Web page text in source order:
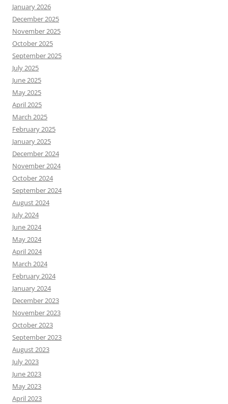
January 2026
December 2025
November 2025
October 2025
September 2025
July 2025
June 2025
May 2025
April 2025
March 2025
February 2025
January 2025
December 2024
November 2024
October 2024
September 2024
August 2024
July 2024
June 2024
May 2024
April 2024
March 2024
February 2024
January 2024
December 2023
November 2023
October 2023
September 2023
August 2023
July 2023
June 2023
May 2023
April 2023